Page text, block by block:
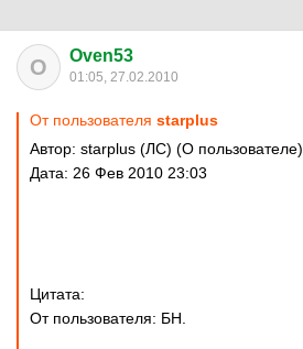
O Oven53
01:05, 27.02.2010
От пользователя starplus
Автор: starplus (ЛС) (О пользователе)
Дата: 26 Фев 2010 23:03
Цитата:
От пользователя: БН.